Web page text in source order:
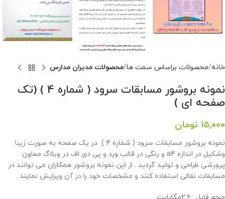
خانه محصولات براساس سمت ها محصولات مدیران مدارس
نمونه بروشور مسابقات سرود ( شماره 4 ) (تک
صفحه ای )
15,000 تومان
نمونه بروشور مسابقات سرود ( شماره 4 ) در یک صفحه به صورت زیبا
وشکیل در اندازه a4 و رنگی در قالب ورد و پی دی اف در وبلاگ معاون
پرورشی طراحی و تولید گردید . از این نمونه بروشور همکاران می توانند در
مسابقات نقالی استفاده کنند و مشخصات خود را در آن ویرایش نمایند .